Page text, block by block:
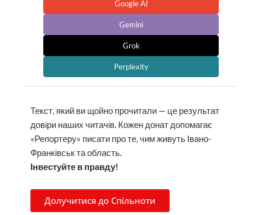
Google AI
Gemini
Grok
Perplexity
Текст, який ви щойно прочитали — це результат
довіри наших читачів. Кожен донат допомагає
«Репортеру» писати про те, чим живуть Івано-
Франківськ та область.
Інвестуйте в правду!
Долучитися до Спільноти